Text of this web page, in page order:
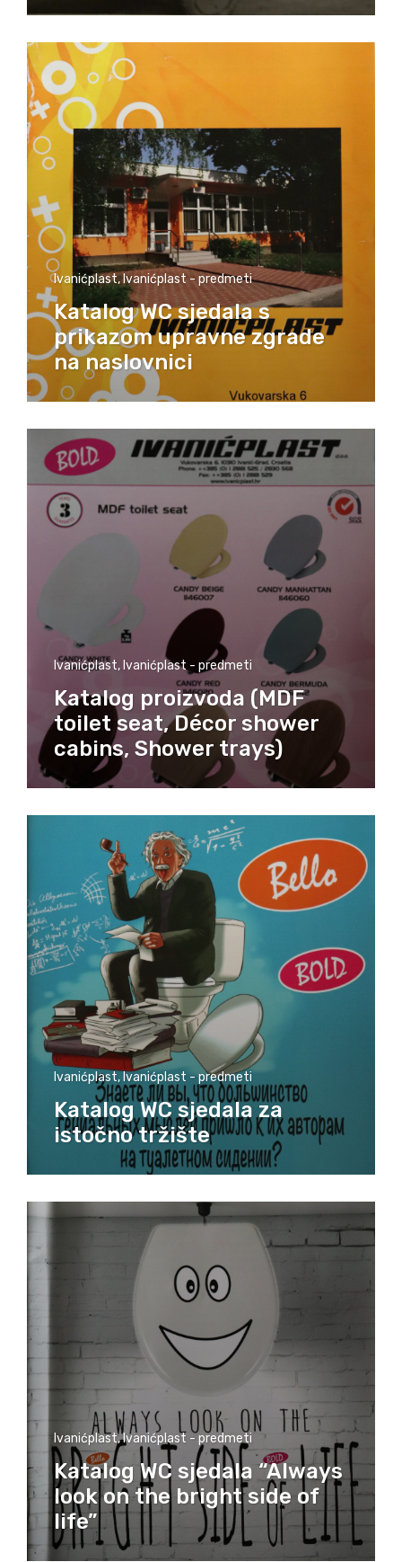
Ivanićplast,Ivanićplast - predmeti
Katalog WC sjedala s
prikazom upravne zgrade
na naslovnici
Ivanićplast, Ivanićplast - predmeti
Katalog proizvoda (MDF
toilet seat, Décor shower
cabins, Shower trays)
Ivanićplast, Ivanićplast - predmeti
Katalog WC sjedala za
istočno tržište
Ivanićplast,Ivanićplast - predmeti
Katalog WC sjedala “Always
look on the bright side of
life”